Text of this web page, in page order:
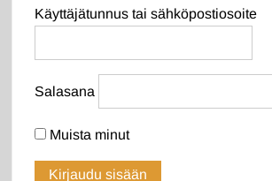
Käyttäjätunnus tai sähköpostiosoite
Salasana
Muista minut